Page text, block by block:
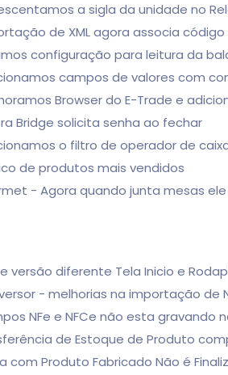
a sigla da unidade no
de XML agora associa
configuração para leitura da
campos de valores com
Browser do E-Trade e
Bridge solicita senha ao fechar
o filtro de operador de
de produtos mais vendidos
- Agora quando junta mesas
versão diferente Tela Inicio e
- melhorias na importação de
NFe e NFCe não esta gravando
de Estoque de Produto
com Produto Fabricado Não é